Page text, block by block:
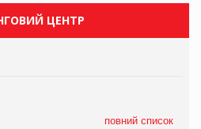
ЦЕНТР
повний список